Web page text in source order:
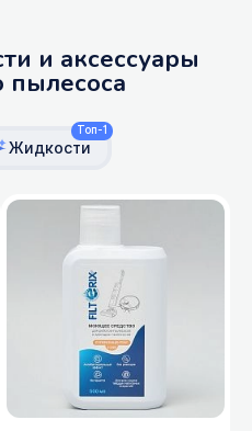
и аксессуары
пылесоса
Топ-1
Жидкости